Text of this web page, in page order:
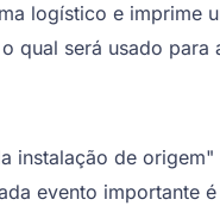
logístico e imprime
qual será usado
instalação de
evento importante